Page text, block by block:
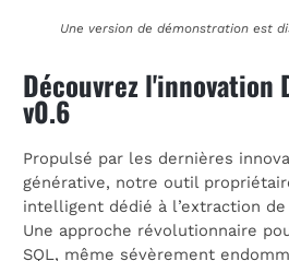
Découvrez l'innovation
v0.6
Propulsé par les dernières
générative, notre outil
intelligent dédié à l’extraction
Une approche révolutionnaire
SQL, même sévèrement
Une version de démonstration est